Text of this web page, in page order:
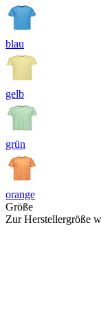
blau
gelb
grün
orange
Größe
Zur Herstellergröße